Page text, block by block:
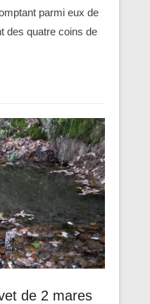
parmi eux de
des quatre coins de
de 2 mares